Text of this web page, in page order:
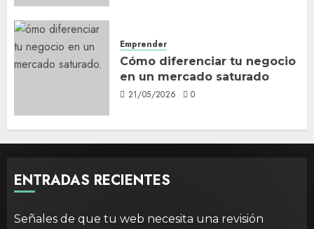
Emprender
Cómo diferenciar tu negocio
en un mercado saturado
21/05/2026 0
ENTRADAS RECIENTES
Señales de que tu web necesita una revisión